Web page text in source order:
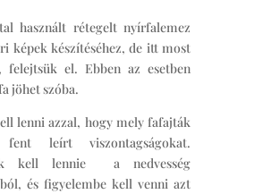
használt rétegelt nyírfalemez
képek készítéséhez, de itt most
felejtsük el. Ebben az esetben
jöhet szóba.
lenni azzal, hogy mely fafajták
leírt viszontagságokat.
kell lennie a nedvesség
és figyelembe kell venni azt